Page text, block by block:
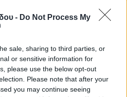
- Do Not Process My
sale, sharing to third parties, or
or sensitive information for
please use the below opt-out
Please note that after your
you may continue seeing